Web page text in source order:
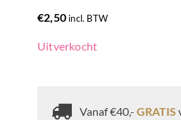
€2,50 incl. BTW
Uitverkocht
Vanaf €40,- GRATIS